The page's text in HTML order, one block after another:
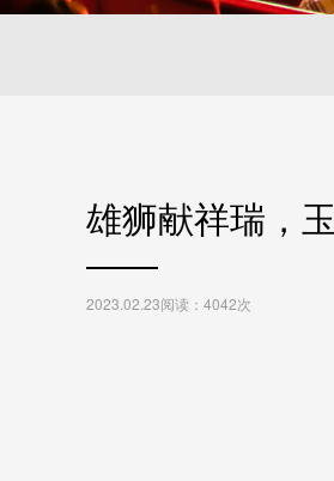
雄狮献祥瑞，
2023.02.23阅读：4042次